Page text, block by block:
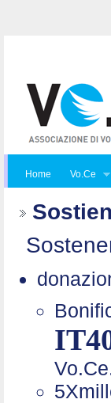
Home Vo.Ce